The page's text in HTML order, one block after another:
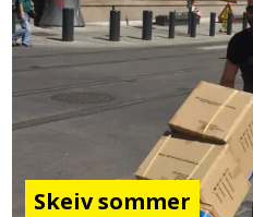
Skeiv sommer